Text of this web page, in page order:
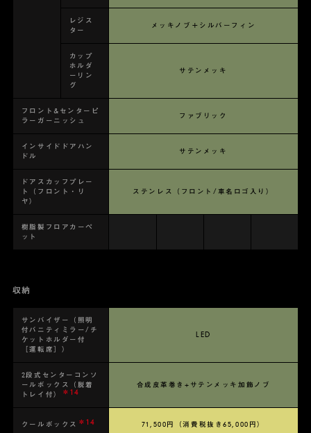
レジス
ター
メッキノブ＋シルバーフィン
カップ
ホルダ
ーリン
グ
サテンメッキ
フロント&センターピ
ラーガーニッシュ
ファブリック
インサイドドアハン
ドル
サテンメッキ
ドアスカッフプレー
ト（フロント・リ
ヤ）
ステンレス（フロント/車名ロゴ入り）
樹脂製フロアカーペ
ット
収納
サンバイザー（照明
付バニティミラー/チ
ケットホルダー付
［運転席］）
LED
2段式センターコンソ
ールボックス（脱着
トレイ付）
＊14
合成皮革巻き+サテンメッキ加飾ノブ
クールボックス ＊14 71,500円（消費税抜き65,000円）